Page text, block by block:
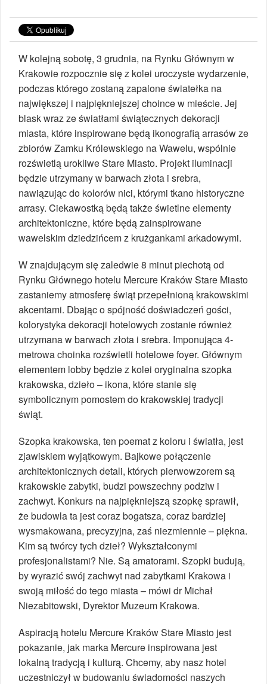
W kolejną sobotę, 3 grudnia, na Rynku Głównym w
Krakowie rozpocznie się z kolei uroczyste wydarzenie,
podczas którego zostaną zapalone światełka na
największej i najpiękniejszej choince w mieście. Jej
blask wraz ze światłami świątecznych dekoracji
miasta, które inspirowane będą ikonografią arrasów ze
zbiorów Zamku Królewskiego na Wawelu, wspólnie
rozświetlą urokliwe Stare Miasto. Projekt iluminacji
będzie utrzymany w barwach złota i srebra,
nawiązując do kolorów nici, którymi tkano historyczne
arrasy. Ciekawostką będą także świetlne elementy
architektoniczne, które będą zainspirowane
wawelskim dziedzińcem z krużgankami arkadowymi.
W znajdującym się zaledwie 8 minut piechotą od
Rynku Głównego hotelu Mercure Kraków Stare Miasto
zastaniemy atmosferę świąt przepełnioną krakowskimi
akcentami. Dbając o spójność doświadczeń gości,
kolorystyka dekoracji hotelowych zostanie również
utrzymana w barwach złota i srebra. Imponująca 4-
metrowa choinka rozświetli hotelowe foyer. Głównym
elementem lobby będzie z kolei oryginalna szopka
krakowska, dzieło – ikona, które stanie się
symbolicznym pomostem do krakowskiej tradycji
świąt.
Szopka krakowska, ten poemat z koloru i światła, jest
zjawiskiem wyjątkowym. Bajkowe połączenie
architektonicznych detali, których pierwowzorem są
krakowskie zabytki, budzi powszechny podziw i
zachwyt. Konkurs na najpiękniejszą szopkę sprawił,
że budowla ta jest coraz bogatsza, coraz bardziej
wysmakowana, precyzyjna, zaś niezmiennie – piękna.
Kim są twórcy tych dzieł? Wykształconymi
profesjonalistami? Nie. Są amatorami. Szopki budują,
by wyrazić swój zachwyt nad zabytkami Krakowa i
swoją miłość do tego miasta – mówi dr Michał
Niezabitowski, Dyrektor Muzeum Krakowa.
Aspiracją hotelu Mercure Kraków Stare Miasto jest
pokazanie, jak marka Mercure inspirowana jest
lokalną tradycją i kulturą. Chcemy, aby nasz hotel
uczestniczył w budowaniu świadomości naszych